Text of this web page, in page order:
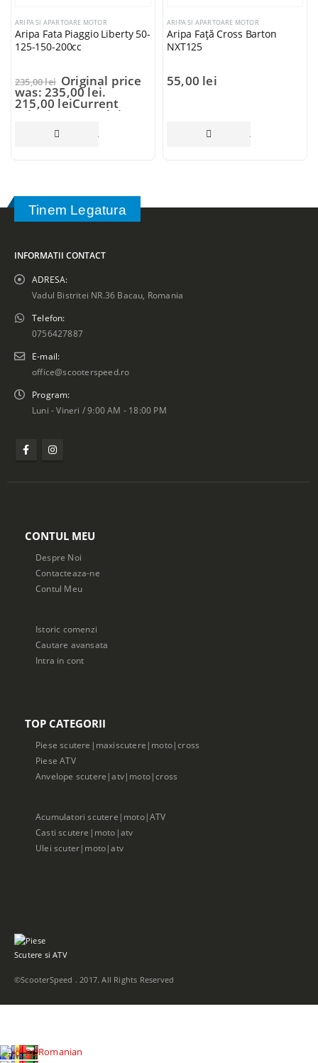
ARIPA SI APARTOARE MOTOR
Aripa Fata Piaggio Liberty 50-
125-150-200cc
235,00lei Original price
was: 235,00 lei.
215,00 leiCurrent
price is: 215,00 lei.
ADAUGĂ ÎN COȘ
ARIPA SI APARTOARE MOTOR
Aripa Față Cross Barton
NXT125
55,00 lei
ADAUGĂ ÎN COȘ
Tinem Legatura
INFORMATII CONTACT
ADRESA:
Vadul Bistritei NR.36 Bacau, Romania
Telefon:
0756427887
E-mail:
office@scooterspeed.ro
Program:
Luni - Vineri / 9:00 AM - 18:00 PM
CONTUL MEU
Despre Noi
Contacteaza-ne
Contul Meu
Istoric comenzi
Cautare avansata
Intra in cont
TOP CATEGORII
Piese scutere|maxiscutere|moto|cross
Piese ATV
Anvelope scutere|atv|moto|cross
Acumulatori scutere|moto|ATV
Casti scutere|moto|atv
Ulei scuter|moto|atv
©ScooterSpeed . 2017. All Rights Reserved
Romanian